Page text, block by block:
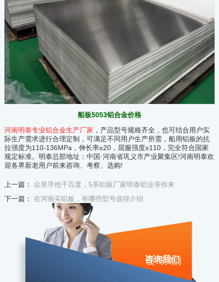
船板5053铝合金价格
河南明泰专业铝合金生产厂家 ，产品型号规格齐全，也可结合用户实
际生产需求进行合理定制，可满足不同用户生产所需，船用铝板的抗
拉强度为110-136MPa，伸长率≥20，屈服强度≥110，完全符合国家
规定标准。明泰总部地址：中国·河南省巩义市产业聚集区!河南明泰欢
迎各界新老用户前来咨询、考察、选购!
上一篇： 众里寻他千百度，5系铝板厂家明泰铝业等你来
下一篇： 在河南买铝板，有哪些型号值得介绍
咨询我们